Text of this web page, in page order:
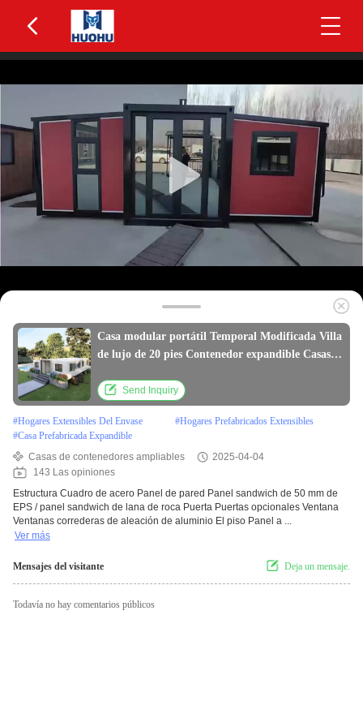
Casa modular portátil Temporal Modificada Villa
de lujo de 20 pies Contenedor expandible Casas
Send Inquiry
#Hogares Extensibles Del Envase #Hogares Prefabricados Extensibles
#Casa Prefabricada Expandible
Casas de contenedores ampliables
2025-04-04
143 Las opiniones
Estructura Cuadro de acero Panel de pared Panel sandwich de 50 mm de
EPS / panel sandwich de lana de roca Puerta Puertas opcionales Ventana
Ventanas correderas de aleación de aluminio El piso Panel a ...
Ver más
Mensajes del visitante Deja un mensaje.
Todavía no hay comentarios públicos